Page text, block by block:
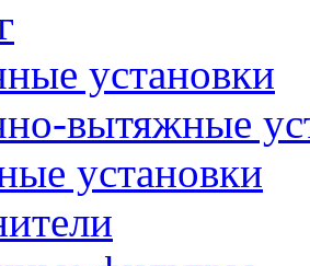
установки
вытяжные
установки